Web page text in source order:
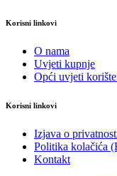
Korisni linkovi
O nama
Uvjeti kupnje
Opći uvjeti
Korisni linkovi
Izjava o
Politika kolačića
Kontakt